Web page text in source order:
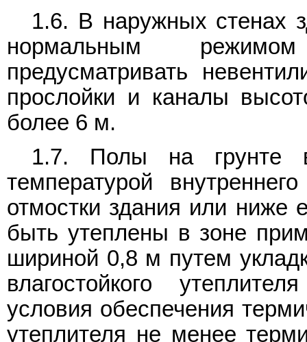
1.6. В наружных стенах
нормальным
предусматривать
прослойки и каналы
более 6 м.
1.7. Полы на грунте
температурой
отмостки здания или
быть утеплены в зоне
шириной 0,8 м путем
влагостойкого
условия обеспечения
утеплителя не менее